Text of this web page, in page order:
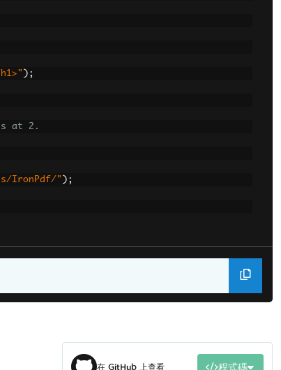
);
at 2.
IronPdf/" );
在 GitHub 上查看 程式碼